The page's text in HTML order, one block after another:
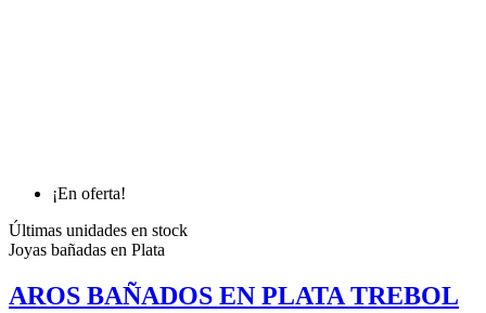
¡En oferta!
Últimas unidades en stock
Joyas bañadas en Plata
AROS BAÑADOS EN PLATA TREBOL